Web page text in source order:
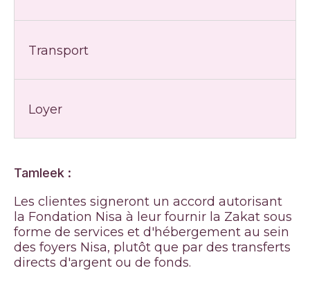
Transport
Loyer
Tamleek :
Les clientes signeront un accord autorisant
la Fondation Nisa à leur fournir la Zakat sous
forme de services et d'hébergement au sein
des foyers Nisa, plutôt que par des transferts
directs d'argent ou de fonds.